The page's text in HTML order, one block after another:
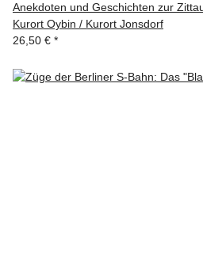
Anekdoten und Geschichten zur
Kurort Oybin / Kurort Jonsdorf
26,50 € *